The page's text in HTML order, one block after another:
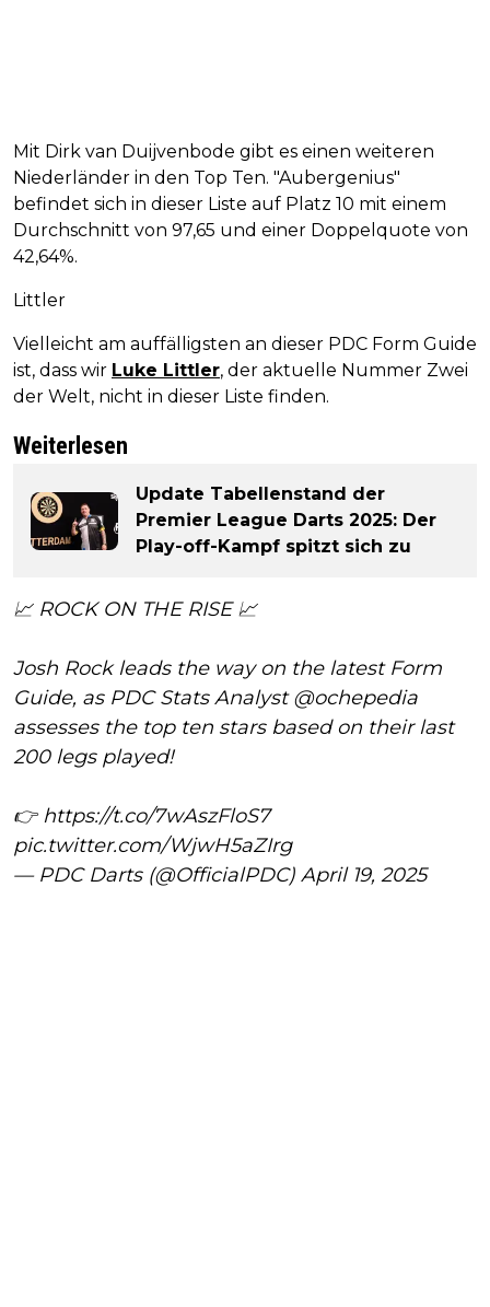
Mit Dirk van Duijvenbode gibt es einen weiteren
Niederländer in den Top Ten. "Aubergenius"
befindet sich in dieser Liste auf Platz 10 mit einem
Durchschnitt von 97,65 und einer Doppelquote von
42,64%.
Littler
Vielleicht am auffälligsten an dieser PDC Form Guide
ist, dass wir Luke Littler, der aktuelle Nummer Zwei
der Welt, nicht in dieser Liste finden.
Weiterlesen
Update Tabellenstand der
Premier League Darts 2025: Der
Play-off-Kampf spitzt sich zu
📈 ROCK ON THE RISE 📈
Josh Rock leads the way on the latest Form
Guide, as PDC Stats Analyst@ochepedia
assesses the top ten stars based on their last
200 legs played!
👉https://t.co/7wAszFloS7
pic.twitter.com/WjwH5aZIrg
— PDC Darts (@OfficialPDC) April 19, 2025